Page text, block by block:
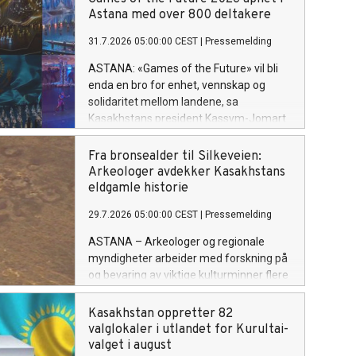
kultur fra hele verden.
Astana med over 800 deltakere
31.7.2026 05:00:00 CEST Pressemelding
ASTANA: «Games of the Future» vil bli
enda en bro for enhet, vennskap og
solidaritet mellom landene, sa
Kasakhstans president Kassym-Jomart
Tokayev da han åpnet den
internasjonale turneringen i Astana 29.
juli.
Fra bronsealder til Silkeveien:
Arkeologer avdekker Kasakhstans
eldgamle historie
29.7.2026 05:00:00 CEST Pressemelding
ASTANA – Arkeologer og regionale
myndigheter arbeider med forskning på
og bevaring av viktige kulturminner flere
steder i Kasakhstan. Fra
bronsealderbosetninger i Rudny til
monumenter fra Den gylne horde og et
gammelt handelsknutepunkt ved Det
Kasakhstan oppretter 82
valglokaler i utlandet for Kurultai-
valget i august